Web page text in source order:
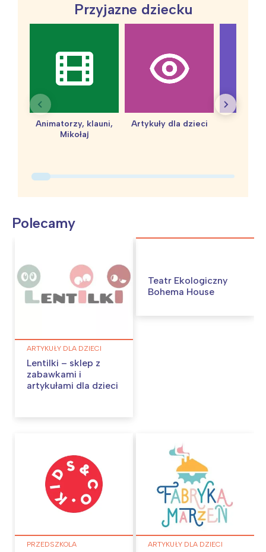
Przyjazne dziecku
Animatorzy, klauni,
Mikołaj
Artykuły dla dzieci
Polecamy
ARTYKUŁY DLA DZIECI
Lentilki – sklep z
zabawkami i
artykułami dla dzieci
Teatr Ekologiczny
Bohema House
PRZEDSZKOLA ARTYKUŁY DLA DZIECI
Warszawa
Łódź
Trójmiasto
Wrocław
Śląsk
Kraków
Południe
Północ
Wszystkie